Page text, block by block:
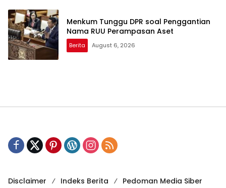
Menkum Tunggu DPR soal Penggantian
Nama RUU Perampasan Aset
Berita August 6, 2026
Disclaimer Indeks Berita Pedoman Media Siber